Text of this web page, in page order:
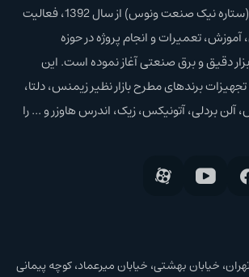
مجموعه نیک صنعت (ستاره نیک صنعت ونوس) از سال 1392، فعالیت
آموزش،‌ تعمیرات و انجام پروژه در حوزه
دقیق و برق صنعتی آغاز نموده است. این
برند‌های مطرح بازار نظیر زیمنس، دلتا،
آلن بردلی، آتونیکس، زیک، اندرس هاوزر و ... را
خیابان بهشتی، خیابان میرعماد، کوچه پیمانی